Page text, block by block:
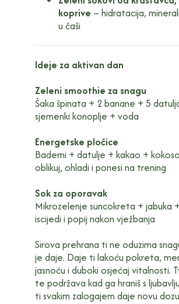
koprive – hidratacija,
u čaši
Ideje za aktivan dan
Zeleni smoothie za snagu
Šaka špinata + 2 banane + 5
sjemenki konoplje + voda
Energetske pločice
Bademi + datulje + kakao +
oblikuj, ohladi i ponesi na trening
Sok za oporavak
Mikrozelenje suncokreta + jabuka
iscijedi i popij nakon vježbanja
Sirova prehrana ti ne oduzima
je daje. Daje ti lakoću pokreta,
jasnoću i duboki osjećaj vitalnosti.
te podržava kad ga hraniš s
ti svakim zalogajem daje novu